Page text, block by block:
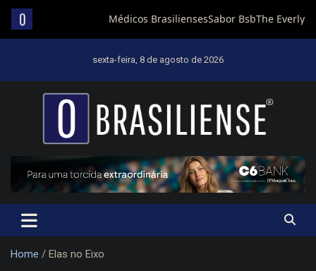
sexta-feira, 8 de agosto de 2026
Um diário de notícias que trabalha por Brasília
Home Elas no Eixo